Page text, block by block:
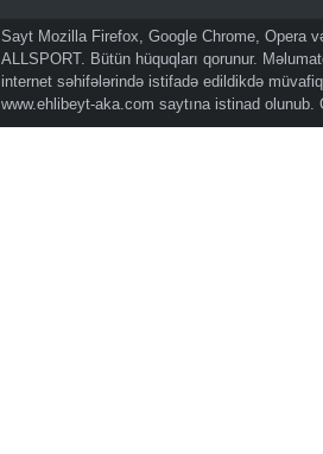
Sayt Mozilla Firefox, Google Chrome, Opera
ALLSPORT. Bütün hüquqları qorunur.
internet səhifələrində istifadə edildikdə
www.ehlibeyt-aka.com saytına istinad olunub.